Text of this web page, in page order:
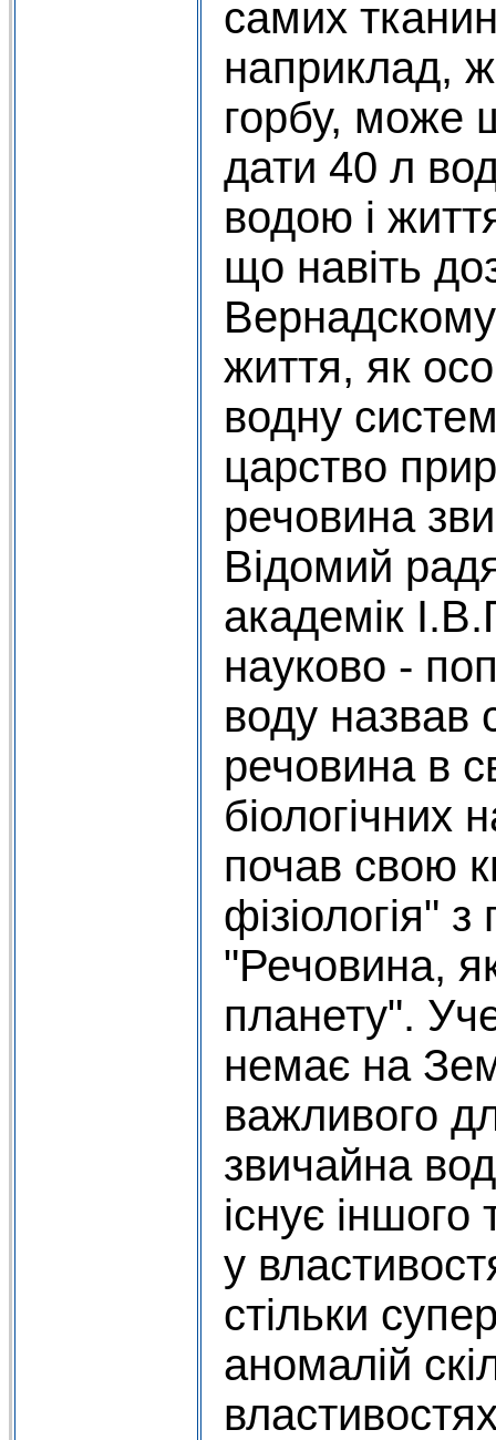
самих
наприклад,
горбу, може
дати 40 л
водою і
що навіть
життя, як
водну
царство
речовина
Відомий
академік
науково -
воду назвав
речовина в
біологічних
почав свою
фізіологія"
"Речовина,
планету".
немає на
важливого
звичайна
існує
у
стільки
аномалій